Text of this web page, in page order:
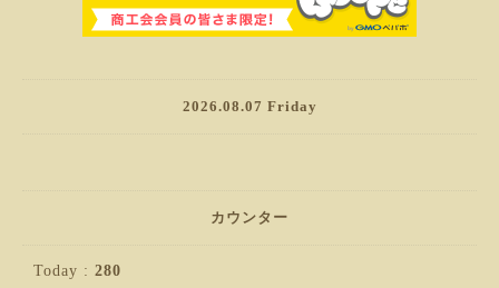
2026.08.07 Friday
カウンター
Today : 280